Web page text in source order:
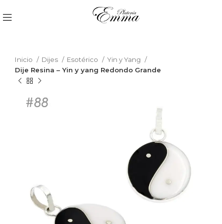
Inicio Dijes Esotérico
Yin y Yang
Dije Resina – Yin y yang Redondo Grande